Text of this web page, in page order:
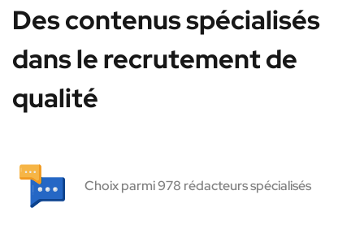
Des contenus spécialisés
dans le recrutement de
qualité
Choix parmi 978 rédacteurs spécialisés